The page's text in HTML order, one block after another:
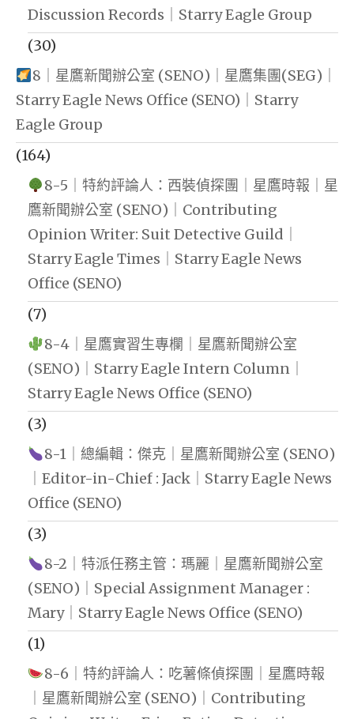
Discussion Records｜Starry Eagle Group
(30)
8｜星鷹新聞辦公室 (SENO)｜星鷹集團(SEG)｜
Starry Eagle News Office (SENO)｜Starry
Eagle Group
(164)
8-5｜特約評論人：西裝偵探團｜星鷹時報｜星
鷹新聞辦公室 (SENO)｜Contributing
Opinion Writer: Suit Detective Guild｜
Starry Eagle Times｜Starry Eagle News
Office (SENO)
(7)
8-4｜星鷹實習生專欄｜星鷹新聞辦公室
(SENO)｜Starry Eagle Intern Column｜
Starry Eagle News Office (SENO)
(3)
8-1｜總編輯：傑克｜星鷹新聞辦公室 (SENO)
｜Editor-in-Chief : Jack｜Starry Eagle News
Office (SENO)
(3)
8-2｜特派任務主管：瑪麗｜星鷹新聞辦公室
(SENO)｜Special Assignment Manager :
Mary｜Starry Eagle News Office (SENO)
(1)
8-6｜特約評論人：吃薯條偵探團｜星鷹時報
｜星鷹新聞辦公室 (SENO)｜Contributing